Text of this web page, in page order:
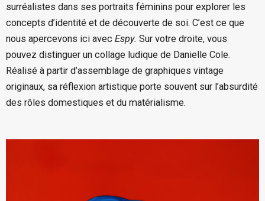
surréalistes dans ses portraits féminins pour explorer les
concepts d’identité et de découverte de soi. C’est ce que
nous apercevons ici avec Espy. Sur votre droite, vous
pouvez distinguer un collage ludique de Danielle Cole.
Réalisé à partir d’assemblage de graphiques vintage
originaux, sa réflexion artistique porte souvent sur l’absurdité
des rôles domestiques et du matérialisme.